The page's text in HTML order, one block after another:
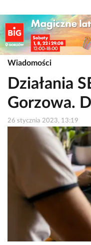
Wiadomości
Działania
Gorzowa.
26 stycznia 2023, 13:19